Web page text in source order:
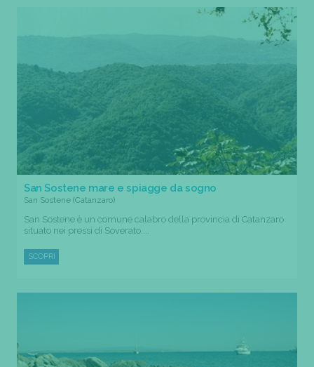
San Sostene mare e spiagge da sogno
San Sostene (Catanzaro)
San Sostene è un comune calabro della provincia di Catanzaro
situato nei pressi di Soverato....
SCOPRI